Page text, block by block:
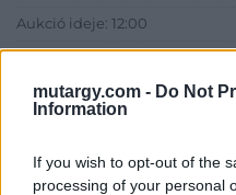
mutargy.com - Do Not
Information
If you wish to opt-out of the
processing of your personal
Aukció ideje: 12:00
Tételszám: 8
Eladó adatai